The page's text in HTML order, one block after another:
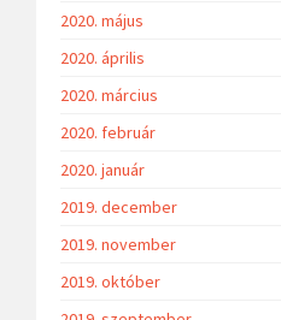
2020. május
2020. április
2020. március
2020. február
2020. január
2019. december
2019. november
2019. október